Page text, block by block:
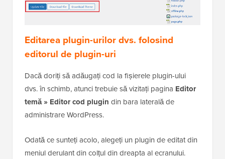
Editarea plugin-urilor dvs. folosind
editorul de plugin-uri
Dacă doriți să adăugați cod la fișierele plugin-ului
dvs. în schimb, atunci trebuie să vizitați pagina Editor
temă » Editor cod plugin din bara laterală de
administrare WordPress.
Odată ce sunteți acolo, alegeți un plugin de editat din
meniul derulant din colțul din dreapta al ecranului.